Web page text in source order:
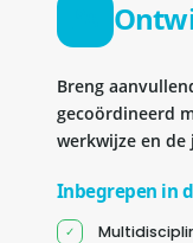
Breng
gecoördineerd
werkwijze en
Inbegrepen in